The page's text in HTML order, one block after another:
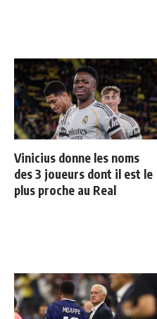
Vinicius donne les noms
des 3 joueurs dont il est le
plus proche au Real